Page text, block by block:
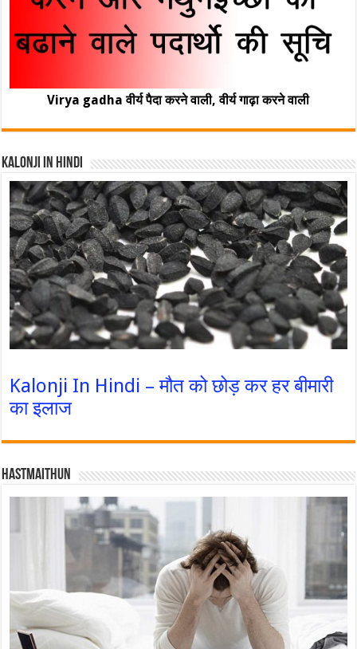
Virya gadha वीर्य पैदा करने वाली, वीर्य गाढ़ा करने वाली
Kalonji In Hindi
Kalonji In Hindi – मौत को छोड़ कर हर बीमारी
का इलाज
Hastmaithun